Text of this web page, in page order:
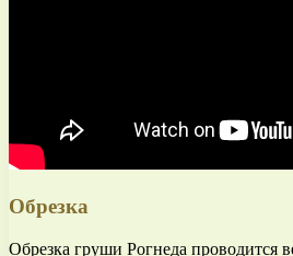
Обрезка
Обрезка груши Рогнеда проводится